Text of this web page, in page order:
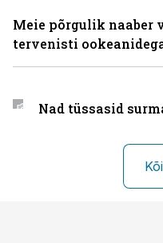
Meie põrgulik naaber
tervenisti
Nad tüssasid